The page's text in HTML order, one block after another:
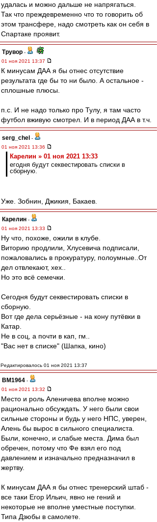
удалась и можно дальше не напрягаться.
Так что преждевременно что то говорить об
этом трансфере, надо смотреть как он себя в
Спартаке проявит.
Трувор -
01 ноя 2021 13:37
К минусам ДАА я бы отнес отсутствие
результата где бы то ни было. А остальное -
сплошные плюсы.
п.с. И не надо только про Тулу, я там часто
футбол вживую смотрел. И в период ДАА в т.ч.
serg_chel -
01 ноя 2021 13:36
Карелин » 01 ноя 2021 13:33
егодня будут секвестировать списки в
сборную.
Уже. Зобнин, Джикия, Бакаев.
Карелин -
01 ноя 2021 13:33
Ну что, похоже, ожили в клубе.
Виторию продлили, Хлусевича подписали,
пожаловались в прокуратуру, полоумные..От
дел отвлекают, хех..
Но это всё семечки.
Сегодня будут секвестировать списки в
сборную.
Вот где дела серьёзные - на кону путёвки в
Катар.
Не в соц, а почти в кап, гм..
"Вас нет в списке" (Шапка, кино)
Редактировалось 01 ноя 2021 13:37
BM1964 -
01 ноя 2021 13:32
Место и роль Аленичева вполне можно
рационально обсуждать. У него были свои
сильные стороны и будь у него НПС, уверен,
Алень бы вырос в сильного специалиста.
Были, конечно, и слабые места. Дима был
обречен, потому что Фе взял его под
давлением и изначально предназначил в
жертву.
К минусам ДАА я бы отнес тренерский штаб -
все таки Егор Ильич, явно не гений и
некоторые не вполне уместные поступки.
Типа Дзюбы в самолете.